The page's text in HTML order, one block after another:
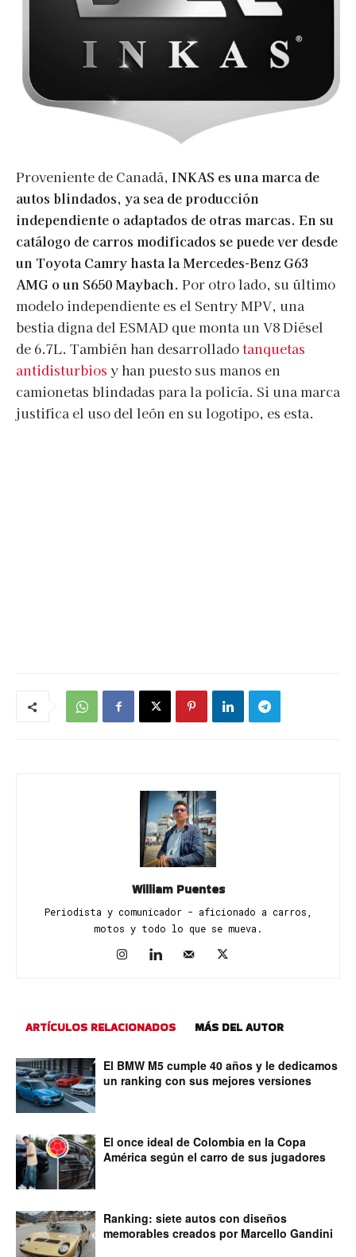
Proveniente de Canadá, INKAS es una marca de
autos blindados, ya sea de producción
independiente o adaptados de otras marcas. En su
catálogo de carros modificados se puede ver desde
un Toyota Camry hasta la Mercedes-Benz G63
AMG o un S650 Maybach. Por otro lado, su último
modelo independiente es el Sentry MPV, una
bestia digna del ESMAD que monta un V8 Diésel
de 6.7L. También han desarrolladotanquetas
antidisturbios y han puesto sus manos en
camionetas blindadas para la policía. Si una marca
justifica el uso del león en su logotipo, es esta.
William Puentes
Periodista y comunicador - aficionado a carros,
motos y todo lo que se mueva.
ARTÍCULOS RELACIONADOS MÁS DEL AUTOR
El BMW M5 cumple 40 años y le dedicamos
un ranking con sus mejores versiones
El once ideal de Colombia en la Copa
América según el carro de sus jugadores
Ranking: siete autos con diseños
memorables creados por Marcello Gandini